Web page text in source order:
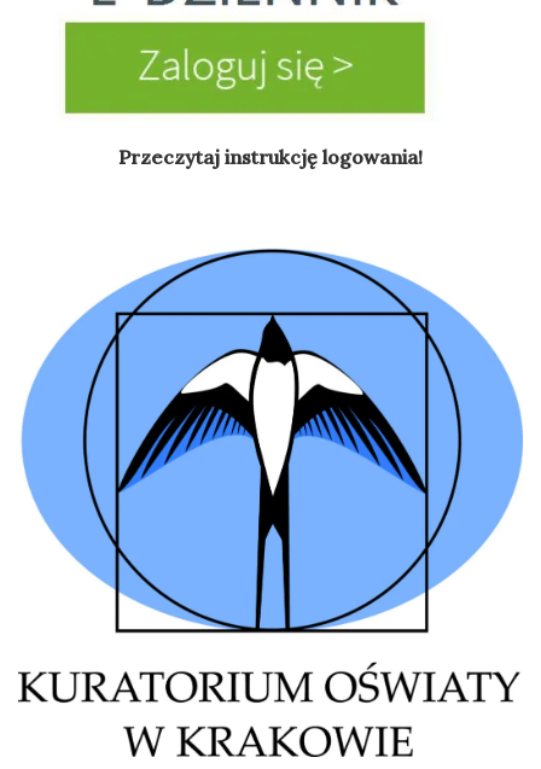
Przeczytaj instrukcję logowania!